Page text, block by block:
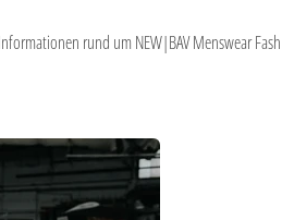
rund um NEW|BAV Menswear